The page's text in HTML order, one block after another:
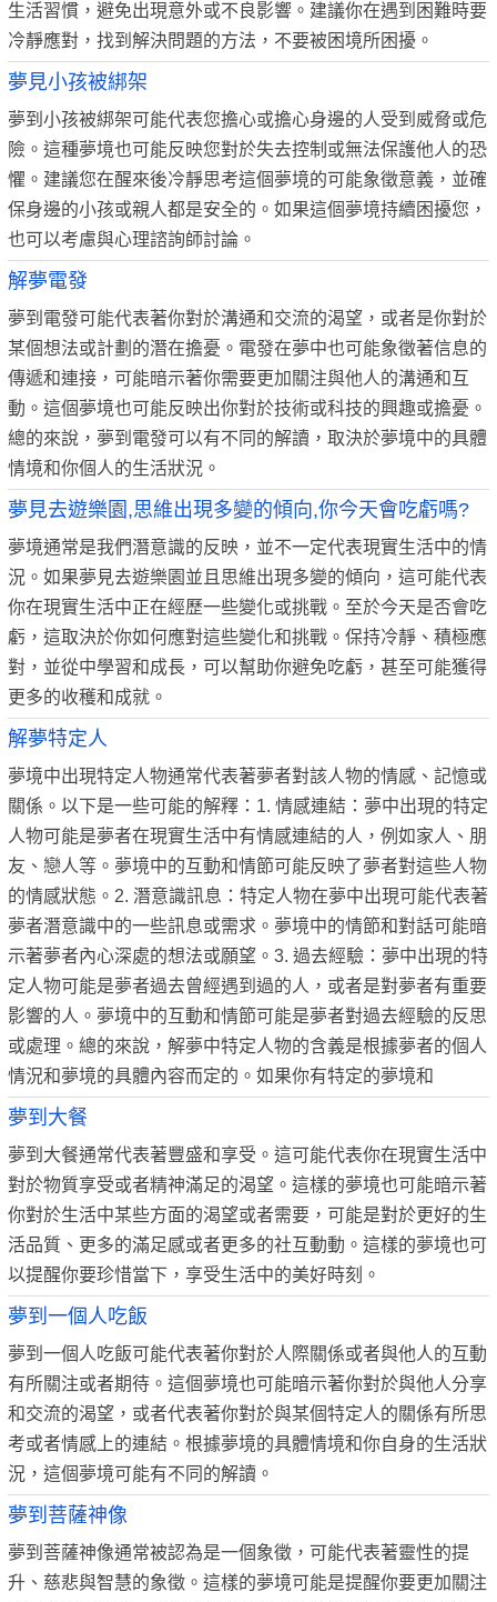
生活習慣，避免出現意外或不良影響。建議你在遇到困難時要
冷靜應對，找到解決問題的方法，不要被困境所困擾。
夢見小孩被綁架
夢到小孩被綁架可能代表您擔心或擔心身邊的人受到威脅或危
險。這種夢境也可能反映您對於失去控制或無法保護他人的恐
懼。建議您在醒來後冷靜思考這個夢境的可能象徵意義，並確
保身邊的小孩或親人都是安全的。如果這個夢境持續困擾您，
也可以考慮與心理諮詢師討論。
解夢電發
夢到電發可能代表著你對於溝通和交流的渴望，或者是你對於
某個想法或計劃的潛在擔憂。電發在夢中也可能象徵著信息的
傳遞和連接，可能暗示著你需要更加關注與他人的溝通和互
動。這個夢境也可能反映出你對於技術或科技的興趣或擔憂。
總的來說，夢到電發可以有不同的解讀，取決於夢境中的具體
情境和你個人的生活狀況。
夢見去遊樂園,思維出現多變的傾向,你今天會吃虧嗎?
夢境通常是我們潛意識的反映，並不一定代表現實生活中的情
況。如果夢見去遊樂園並且思維出現多變的傾向，這可能代表
你在現實生活中正在經歷一些變化或挑戰。至於今天是否會吃
虧，這取決於你如何應對這些變化和挑戰。保持冷靜、積極應
對，並從中學習和成長，可以幫助你避免吃虧，甚至可能獲得
更多的收穫和成就。
解夢特定人
夢境中出現特定人物通常代表著夢者對該人物的情感、記憶或
關係。以下是一些可能的解釋：1. 情感連結：夢中出現的特定
人物可能是夢者在現實生活中有情感連結的人，例如家人、朋
友、戀人等。夢境中的互動和情節可能反映了夢者對這些人物
的情感狀態。2. 潛意識訊息：特定人物在夢中出現可能代表著
夢者潛意識中的一些訊息或需求。夢境中的情節和對話可能暗
示著夢者內心深處的想法或願望。3. 過去經驗：夢中出現的特
定人物可能是夢者過去曾經遇到過的人，或者是對夢者有重要
影響的人。夢境中的互動和情節可能是夢者對過去經驗的反思
或處理。總的來說，解夢中特定人物的含義是根據夢者的個人
情況和夢境的具體內容而定的。如果你有特定的夢境和
夢到大餐
夢到大餐通常代表著豐盛和享受。這可能代表你在現實生活中
對於物質享受或者精神滿足的渴望。這樣的夢境也可能暗示著
你對於生活中某些方面的渴望或者需要，可能是對於更好的生
活品質、更多的滿足感或者更多的社互動動。這樣的夢境也可
以提醒你要珍惜當下，享受生活中的美好時刻。
夢到一個人吃飯
夢到一個人吃飯可能代表著你對於人際關係或者與他人的互動
有所關注或者期待。這個夢境也可能暗示著你對於與他人分享
和交流的渴望，或者代表著你對於與某個特定人的關係有所思
考或者情感上的連結。根據夢境的具體情境和你自身的生活狀
況，這個夢境可能有不同的解讀。
夢到菩薩神像
夢到菩薩神像通常被認為是一個象徵，可能代表著靈性的提
升、慈悲與智慧的象徵。這樣的夢境可能是提醒你要更加關注